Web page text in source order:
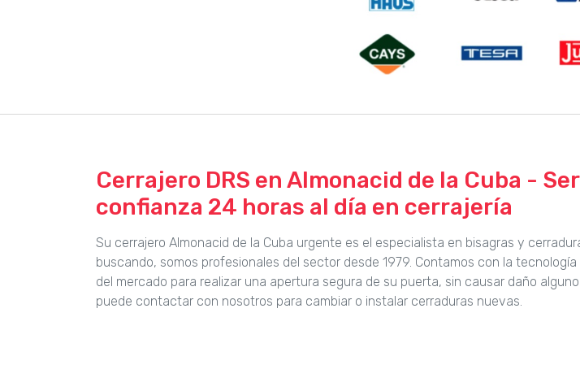
Cerrajero DRS en Almonacid de la Cuba -
confianza 24 horas al día en cerrajería
Su cerrajero Almonacid de la Cuba urgente es el especialista en bisagras y
buscando, somos profesionales del sector desde 1979. Contamos con la
del mercado para realizar una apertura segura de su puerta, sin causar daño
puede contactar con nosotros para cambiar o instalar cerraduras nuevas.